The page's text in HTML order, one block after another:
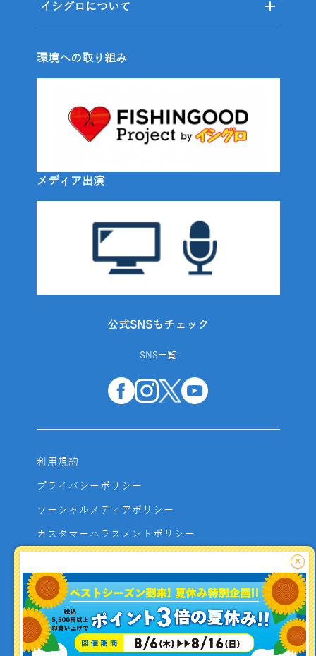
イシグロについて
環境への取り組み
メディア出演
公式SNSもチェック
SNS一覧
利用規約
プライバシーポリシー
ソーシャルメディアポリシー
カスタマーハラスメントポリシー
よくあるご質問
お問い合わせ
利用者資金の保全方法
×